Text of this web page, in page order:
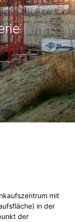
mit
in der
der